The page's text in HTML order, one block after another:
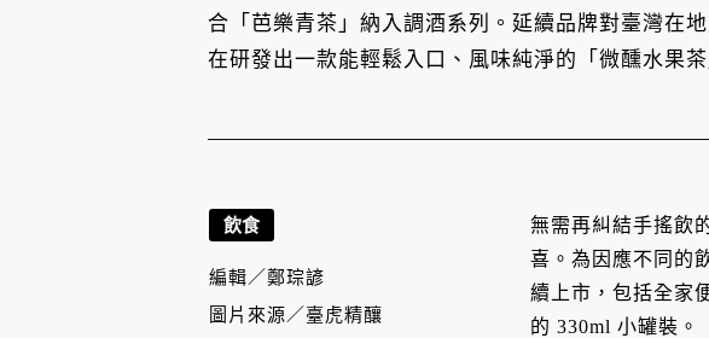
合「芭樂青茶」納入調酒系列。延續品牌對臺灣在
在研發出一款能輕鬆入口、風味純淨的「微醺水果茶
無需再糾結手搖飲
喜。為因應不同的
續上市，包括全家
的 330ml 小罐裝。
飲食
編輯／鄭琮諺
圖片來源／ 臺虎精釀